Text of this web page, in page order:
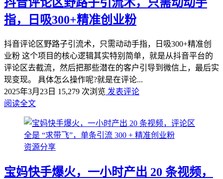
指，日吸300+精准创业粉
抖音评论区野路子引流术，只需动动手指，日吸300+精准创
业粉 这个项目的核心逻辑其实特别简单，就是从抖音平台的
评论区去截流，然后把那些潜在的客户引导到微信上，最后实
现变现。 具体怎么操作呢?就是在评论...
2025年3月23日 15,279 次浏览 发表评论
阅读全文
资源分享
宝妈快手爆火，一小时产出 20 条视频，